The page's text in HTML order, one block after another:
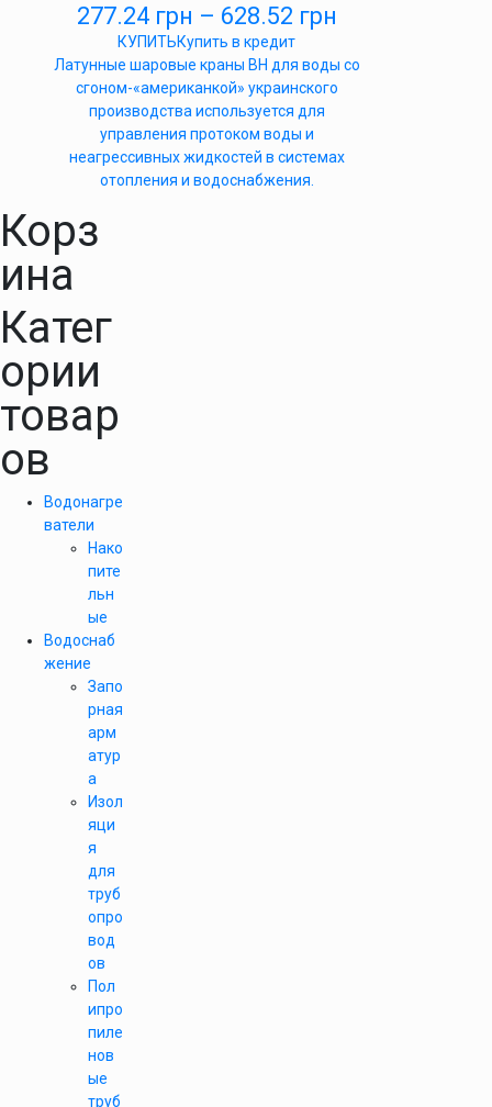
277.24 грн – 628.52 грн
КУПИТЬКупить в кредит
Латунные шаровые краны ВН для воды со
сгоном-«американкой» украинского
производства используется для
управления протоком воды и
неагрессивных жидкостей в системах
отопления и водоснабжения.
Корз
ина
Катег
ории
товар
ов
Водонагре
ватели
Нако
пите
льн
ые
Водоснаб
жение
Запо
рная
арм
атур
а
Изол
яци
я
для
труб
опро
вод
ов
Пол
ипро
пиле
нов
ые
труб